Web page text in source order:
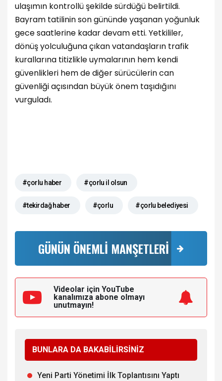
ulaşımın kontrollü şekilde sürdüğü belirtildi.
Bayram tatilinin son gününde yaşanan yoğunluk
gece saatlerine kadar devam etti. Yetkililer,
dönüş yolculuğuna çıkan vatandaşların trafik
kurallarına titizlikle uymalarının hem kendi
güvenlikleri hem de diğer sürücülerin can
güvenliği açısından büyük önem taşıdığını
vurguladı.
#çorlu haber #çorlu il olsun
#tekirdağ haber #çorlu #çorlu belediyesi
GÜNÜN ÖNEMLİ MANŞETLERİ
Videolar için YouTube
kanalımıza abone olmayı
unutmayın!
BUNLARA DA BAKABİLİRSİNİZ
Yeni Parti Yönetimi İlk Toplantısını Yaptı